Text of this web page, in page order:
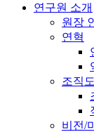
연구원 소개
원장
연혁
조직도
비전/